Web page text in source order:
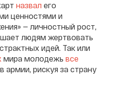
назвал его
ценностями и
— личностный рост,
людям жертвовать
идей. Так или
мира молодежь все
в армии, рискуя за страну